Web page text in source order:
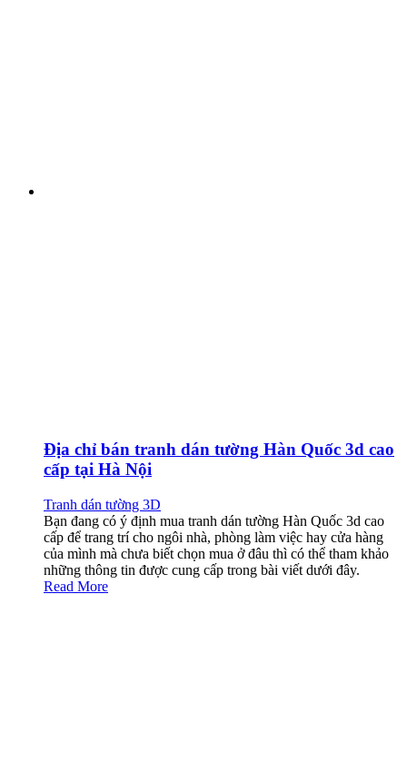
Địa chỉ bán tranh dán tường Hàn Quốc 3d cao
cấp tại Hà Nội
Tranh dán tường 3D
Bạn đang có ý định mua tranh dán tường Hàn Quốc 3d cao
cấp để trang trí cho ngôi nhà, phòng làm việc hay cửa hàng
của mình mà chưa biết chọn mua ở đâu thì có thể tham khảo
những thông tin được cung cấp trong bài viết dưới đây.
Read More